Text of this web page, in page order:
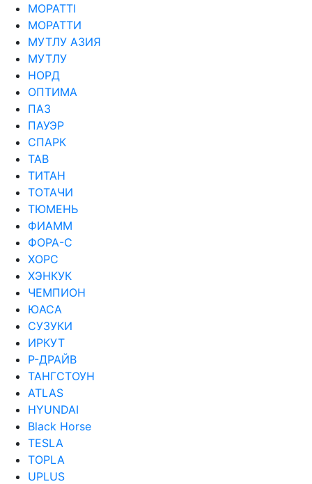
МОРАТТI
МОРАТТИ
МУТЛУ АЗИЯ
МУТЛУ
НОРД
ОПТИМА
ПАЗ
ПАУЭР
СПАРК
ТАВ
ТИТАН
ТОТАЧИ
ТЮМЕНЬ
ФИАММ
ФОРА-С
ХОРС
ХЭНКУК
ЧЕМПИОН
ЮАСА
СУЗУКИ
ИРКУТ
Р-ДРАЙВ
ТАНГСТОУН
ATLAS
HYUNDAI
Black Horse
TESLA
TOPLA
UPLUS